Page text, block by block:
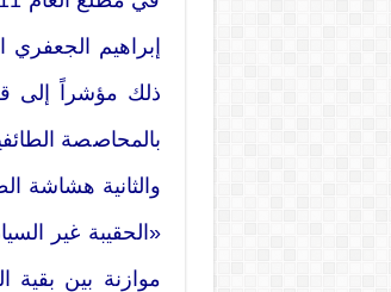
ذلك مؤشراً إلى
والثانية هشاشة
«الحقيبة غير
موازنة بين